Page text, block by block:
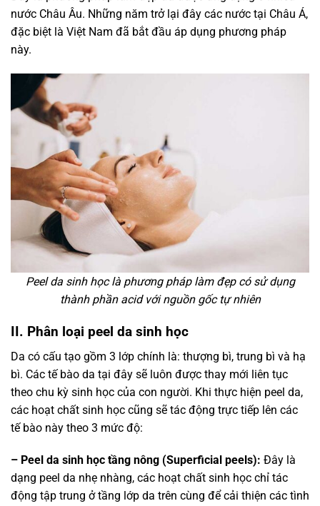
nước Châu Âu. Những năm trở lại đây các nước tại Châu Á,
đặc biệt là Việt Nam đã bắt đầu áp dụng phương pháp
này.
Peel da sinh học là phương pháp làm đẹp có sử dụng
thành phần acid với nguồn gốc tự nhiên
II. Phân loại peel da sinh học
Da có cấu tạo gồm 3 lớp chính là: thượng bì, trung bì và hạ
bì. Các tế bào da tại đây sẽ luôn được thay mới liên tục
theo chu kỳ sinh học của con người. Khi thực hiện peel da,
các hoạt chất sinh học cũng sẽ tác động trực tiếp lên các
tế bào này theo 3 mức độ:
– Peel da sinh học tầng nông (Superficial peels): Đây là
dạng peel da nhẹ nhàng, các hoạt chất sinh học chỉ tác
động tập trung ở tầng lớp da trên cùng để cải thiện các tình